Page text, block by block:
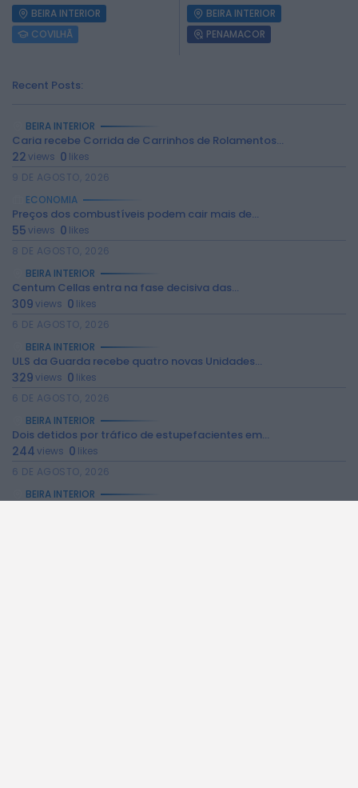
2026 Rádio Caria. Todos os direitos
BEIRA INTERIOR
COVILHÃ
BEIRA INTERIOR
PENAMACOR
Recent Posts:
BEIRA INTERIOR
Caria recebe Corrida de Carrinhos de Rolamentos...
22views 0 likes
9 DE AGOSTO, 2026
ECONOMIA
Preços dos combustíveis podem cair mais de...
55views 0 likes
8 DE AGOSTO, 2026
BEIRA INTERIOR
Centum Cellas entra na fase decisiva das...
309views 0 likes
6 DE AGOSTO, 2026
BEIRA INTERIOR
ULS da Guarda recebe quatro novas Unidades...
329views 0 likes
6 DE AGOSTO, 2026
BEIRA INTERIOR
Dois detidos por tráfico de estupefacientes em...
244views 0 likes
6 DE AGOSTO, 2026
BEIRA INTERIOR